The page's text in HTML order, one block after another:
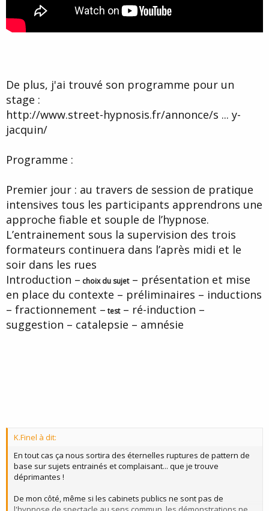
De plus, j'ai trouvé son programme pour un
stage :
http://www.street-hypnosis.fr/annonce/s ... y-
jacquin/
Programme :
Premier jour : au travers de session de pratique
intensives tous les participants apprendrons une
approche fiable et souple de l’hypnose.
L’entrainement sous la supervision des trois
formateurs continuera dans l’après midi et le
soir dans les rues
Introduction – choix du sujet– présentation et mise
en place du contexte – préliminaires – inductions
– fractionnement – test– ré-induction –
suggestion – catalepsie – amnésie
K.Finel à dit:
En tout cas ça nous sortira des éternelles ruptures de pattern de
base sur sujets entrainés et complaisant... que je trouve
déprimantes !
De mon côté, même si les cabinets publics ne sont pas de